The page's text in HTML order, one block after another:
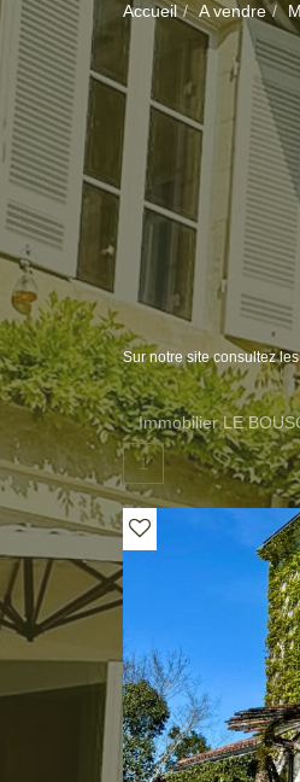
Accueil A vendre
Sur notre site consultez
Immobilier LE
1